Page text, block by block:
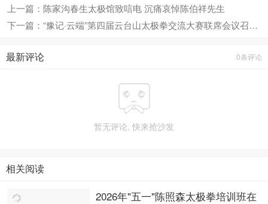
上一篇：陈家沟春生太极馆致唁电 沉痛哀悼陈伯祥先生
下一篇：“豫记·云端”第四届云台山太极拳交流大赛联席会议召开，赛事蓄势待发！
0条评论
最新评论

暂无评论, 快来抢沙发
相关阅读
2026年"五一"陈照森太极拳培训班在